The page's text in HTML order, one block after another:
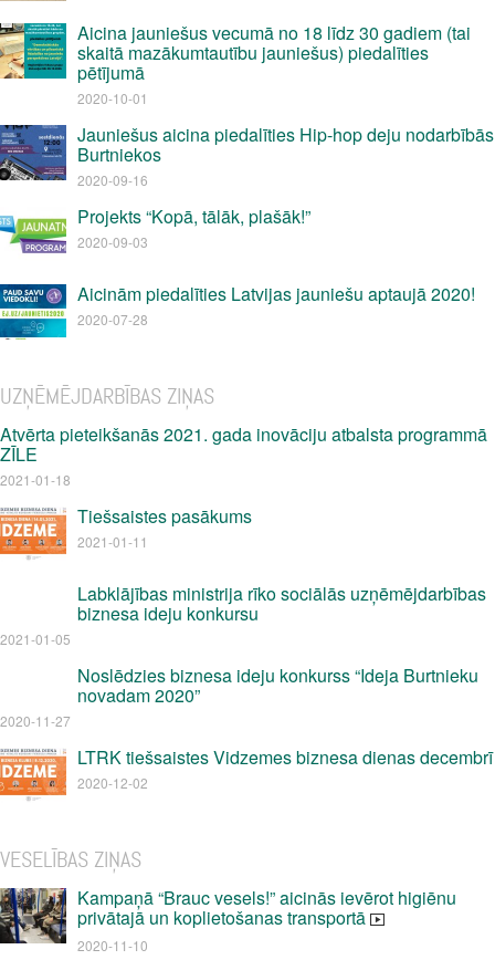
Aicina jauniešus vecumā no 18 līdz 30 gadiem (tai
skaitā mazākumtautību jauniešus) piedalīties
pētījumā
2020-10-01
Jauniešus aicina piedalīties Hip-hop deju nodarbībās
Burtniekos
2020-09-16
Projekts “Kopā, tālāk, plašāk!”
2020-09-03
Aicinām piedalīties Latvijas jauniešu aptaujā 2020!
2020-07-28
UZŅĒMĒJDARBĪBAS ZIŅAS
Atvērta pieteikšanās 2021. gada inovāciju atbalsta programmā
ZĪLE
2021-01-18
Tiešsaistes pasākums
2021-01-11
Labklājības ministrija rīko sociālās uzņēmējdarbības
biznesa ideju konkursu
2021-01-05
Noslēdzies biznesa ideju konkurss “Ideja Burtnieku
novadam 2020”
2020-11-27
LTRK tiešsaistes Vidzemes biznesa dienas decembrī
2020-12-02
VESELĪBAS ZIŅAS
Kampaņā “Brauc vesels!” aicinās ievērot higiēnu
privātajā un koplietošanas transportā
2020-11-10